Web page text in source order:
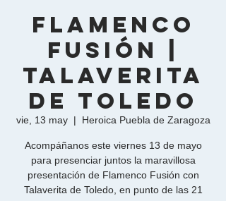
Flamenco
Fusión |
Talaverita
de Toledo
vie, 13 may
  |
Heroica Puebla de Zaragoza
Acompáñanos este viernes 13 de mayo
para presenciar juntos la maravillosa
presentación de Flamenco Fusión con
Talaverita de Toledo, en punto de las 21